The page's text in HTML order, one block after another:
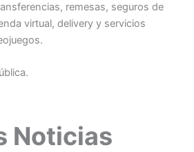
remesas, seguros de
virtual, delivery y servicios
Noticias